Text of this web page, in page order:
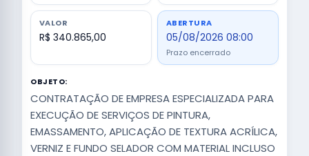
VALOR
R$ 340.865,00
ABERTURA
05/08/2026 08:00
Prazo encerrado
OBJETO:
CONTRATAÇÃO DE EMPRESA ESPECIALIZADA PARA
EXECUÇÃO DE SERVIÇOS DE PINTURA,
EMASSAMENTO, APLICAÇÃO DE TEXTURA ACRÍLICA,
VERNIZ E FUNDO SELADOR COM MATERIAL INCLUSO